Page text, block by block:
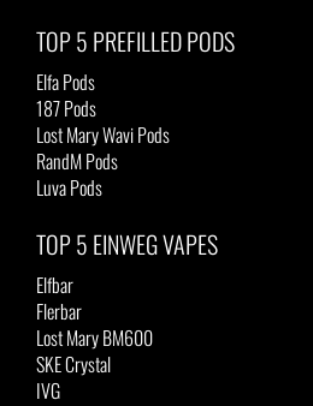
TOP 5 PREFILLED PODS
Elfa Pods
187 Pods
Lost Mary Wavi Pods
RandM Pods
Luva Pods
TOP 5 EINWEG VAPES
Elfbar
Flerbar
Lost Mary BM600
SKE Crystal
IVG